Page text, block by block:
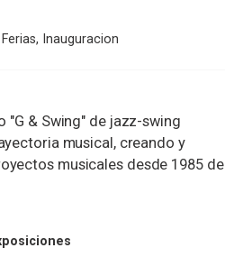
Ferias, Inauguracion
"G & Swing" de jazz-swing
musical, creando y
musicales desde 1985 de